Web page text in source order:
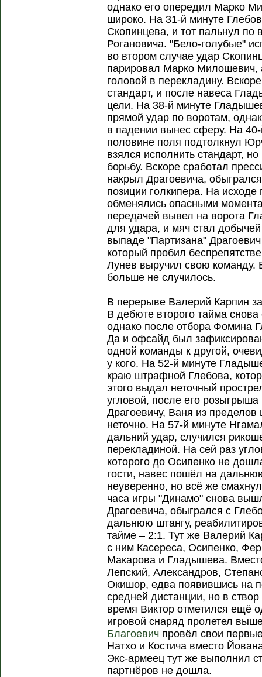
однако его опередил Марко
широко. На 31-й минуте
Скопинцева, и тот пальнул по
Рогановича. "Бело-голубые"
во втором случае удар
парировал Марко Милошевич,
головой в перекладину.
стандарт, и после навеса
цели. На 38-й минуте
прямой удар по воротам,
в падении вынес сферу. На
половине поля подтолкнул
взялся исполнить стандарт,
борьбу. Вскоре сработал
накрыл Драгоевича,
позиции голкипера. На
обменялись опасными
передачей вывел на ворота
для удара, и мяч стал
выпаде "Партизана"
который пробил
Лунев выручил свою команду.
больше не случилось.
В перерыве Валерий Карпин
В дебюте второго тайма
однако после отбора Фомина
Да и офсайд был
одной команды к другой,
у кого. На 52-й минуте
краю штрафной Глебова,
этого выдал неточный
угловой, после его
Драгоевичу, Ваня из
неточно. На 57-й минуте
дальний удар, случился
перекладиной. На сей раз
которого до Осипенко не
гости, навес пошёл на
неуверенно, но всё же
часа игры "Динамо" снова
Драгоевича, обыгрался с
дальнюю штангу,
тайме – 2:1. Тут же Валерий
с ним Касереса, Осипенко,
Макарова и Гладышева.
Лепский, Александров,
Окишор, едва появившись на
средней дистанции, но в
время Виктор отметился ещё
игровой снаряд пролетел
Благоевич провёл свои
Натхо и Костича вместо
Экс-армеец тут же выполнил
партнёров не дошла.